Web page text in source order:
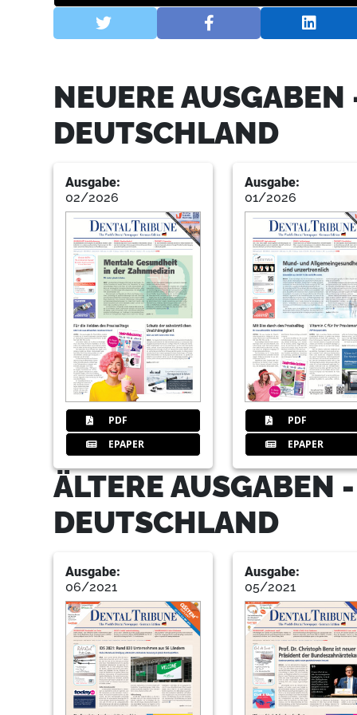
NEUERE
DEUTSCHLAND
Ausgabe:
02/2026
PDF
EPAPER
Ausgabe:
01/2026
PDF
EPAPER
ÄLTERE AUSGABEN
DEUTSCHLAND
Ausgabe:
06/2021
Ausgabe:
05/2021